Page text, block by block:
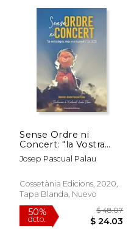
$ 19.96
Sense Ordre ni
Concert: "la Vostra
Alegria, Ningú no us
la Prendrà" (jn 16,22):
Catalán)
Josep Pascual Palau
Cossetània Edicions, 2020,
Tapa Blanda, Nuevo